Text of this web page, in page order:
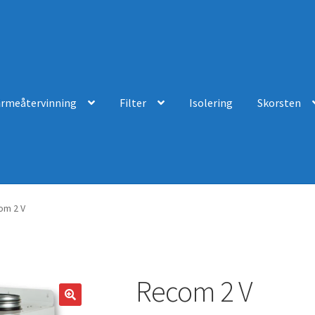
Filter Isolering Skorsten
2 V
Recom 2 V